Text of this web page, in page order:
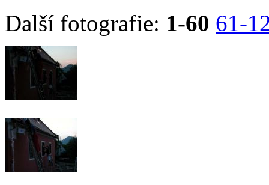
Další fotografie: 1-60 61-